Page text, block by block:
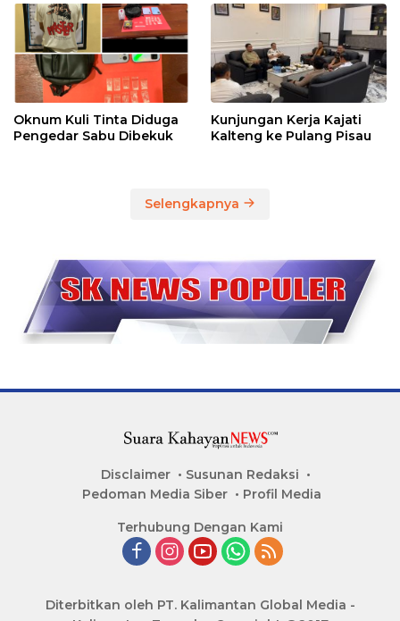
Oknum Kuli Tinta Diduga
Pengedar Sabu Dibekuk
Kunjungan Kerja Kajati
Kalteng ke Pulang Pisau
Selengkapnya
Disclaimer
Susunan Redaksi
Pedoman Media Siber
Profil Media
Terhubung Dengan Kami
Diterbitkan oleh PT. Kalimantan Global Media -